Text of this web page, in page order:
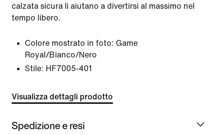
calzata sicura li aiutano a divertirsi al massimo nel
tempo libero.
Colore mostrato in foto: Game
Royal/Bianco/Nero
Stile: HF7005-401
Visualizza dettagli prodotto
Spedizione e resi